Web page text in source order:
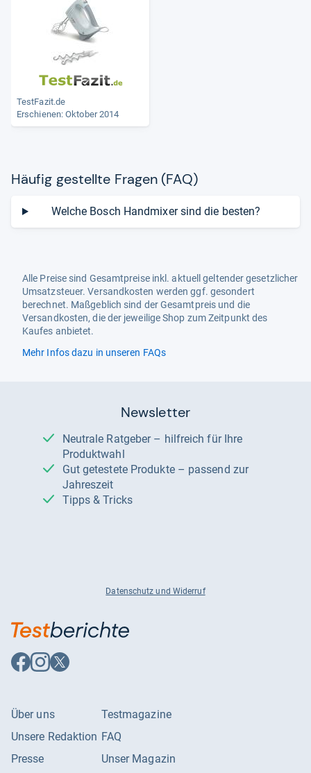
TestFazit.de
Erschienen: Oktober 2014
Häu­fig gestellte Fra­gen (FAQ)
Welche Bosch Handmixer sind die besten?
Alle Preise sind Gesamtpreise inkl. aktuell geltender gesetzlicher
Umsatzsteuer. Versandkosten werden ggf. gesondert
berechnet. Maßgeblich sind der Gesamtpreis und die
Versandkosten, die der jeweilige Shop zum Zeitpunkt des
Kaufes anbietet.
Mehr Infos dazu in unseren FAQs
Newsletter
Neutrale Ratgeber – hilfreich für Ihre
Produktwahl
Gut getestete Produkte – passend zur
Jahreszeit
Tipps & Tricks
Datenschutz und Widerruf
Auf
Facebook
Auf
Instagram
Auf
X
Über uns
Unsere Redaktion
Presse
Testmagazine
FAQ
Unser Magazin